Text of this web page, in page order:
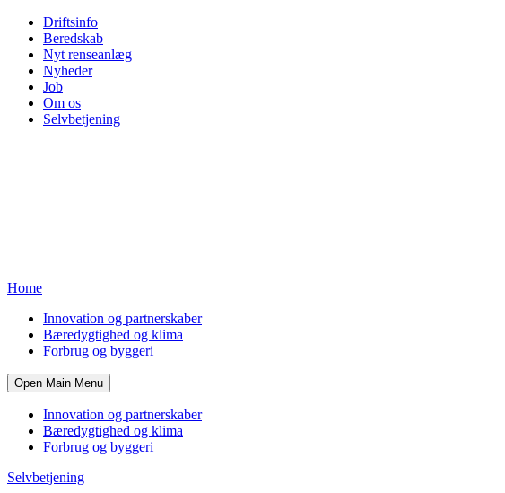
Driftsinfo
Beredskab
Nyt renseanlæg
Nyheder
Job
Om os
Selvbetjening
Home
Innovation og partnerskaber
Bæredygtighed og klima
Forbrug og byggeri
Open Main Menu
Innovation og partnerskaber
Bæredygtighed og klima
Forbrug og byggeri
Selvbetjening